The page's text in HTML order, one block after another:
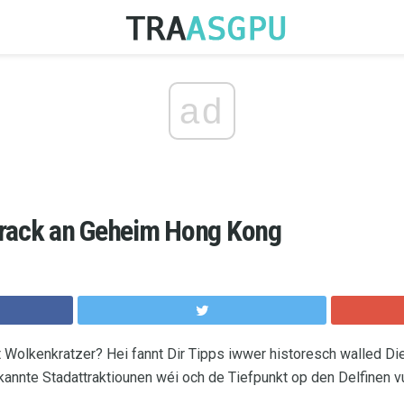
ad
an Geheim Hong Kong
Wolkenkratzer? Hei fannt Dir Tipps iwwer historesch walled
Stadattraktiounen wéi och de Tiefpunkt op den Delfinen